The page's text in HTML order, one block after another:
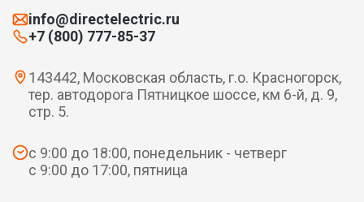
info@directelectric.ru
+7 (800) 777-85-37
143442, Московская область, г.о. Красногорск,
тер. автодорога Пятницкое шоссе, км 6-й, д. 9,
стр. 5.
с 9:00 до 18:00, понедельник - четверг
с 9:00 до 17:00, пятница